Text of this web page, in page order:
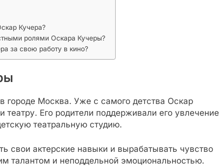
Кучера?
ролями Оскара Кучеры?
за свою работу в кино?
городе Москва. Уже с самого детства Оскар
театру. Его родители поддерживали его увлечение
театральную студию.
свои актерские навыки и вырабатывать чувство
талантом и неподдельной эмоциональностью.